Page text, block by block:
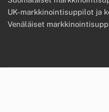
UK-markkinointisuppilot ja
Venäläiset